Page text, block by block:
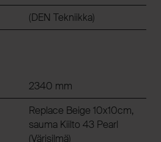
(DEN Tekniikka)
2340 mm
Replace Beige 10x10cm,
sauma Kiilto 43 Pearl
(Värisilmä)